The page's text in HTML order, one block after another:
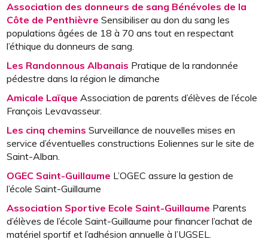
Association des donneurs de sang Bénévoles de la
Côte de Penthièvre Sensibiliser au don du sang les
populations âgées de 18 à 70 ans tout en respectant
l’éthique du donneurs de sang.
Les Randonnous Albanais Pratique de la randonnée
pédestre dans la région le dimanche
Amicale Laïque Association de parents d’élèves de l’école
François Levavasseur.
Les cinq chemins Surveillance de nouvelles mises en
service d’éventuelles constructions Eoliennes sur le site de
Saint-Alban.
OGEC Saint-Guillaume L’OGEC assure la gestion de
l’école Saint-Guillaume
Association Sportive Ecole Saint-Guillaume Parents
d’élèves de l’école Saint-Guillaume pour financer l’achat de
matériel sportif et l’adhésion annuelle à l’UGSEL.